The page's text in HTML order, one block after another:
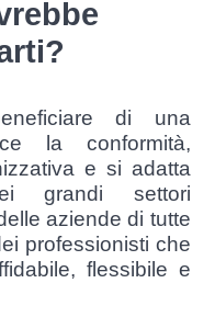
di una
la conformità,
e si adatta
grandi settori
aziende di tutte
professionisti che
flessibile e